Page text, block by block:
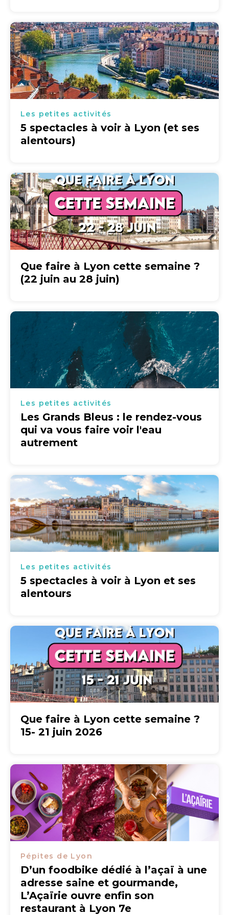
Les petites activités
5 spectacles à voir à Lyon (et ses
alentours)
Que faire à Lyon cette semaine ?
(22 juin au 28 juin)
Les petites activités
Les Grands Bleus : le rendez-vous
qui va vous faire voir l'eau
autrement
Les petites activités
5 spectacles à voir à Lyon et ses
alentours
Que faire à Lyon cette semaine ?
15- 21 juin 2026
Pépites de Lyon
D’un foodbike dédié à l’açaï à une
adresse saine et gourmande,
L’Açaïrie ouvre enfin son
restaurant à Lyon 7e